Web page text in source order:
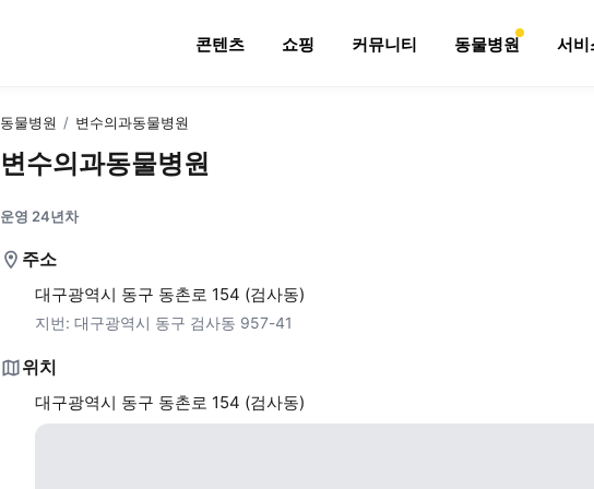
콘텐츠 쇼핑 커뮤니티 동물병원 서비
동물병원 / 변수의과동물병원
변수의과동물병원
운영 24년차
주소
대구광역시 동구 동촌로 154 (검사동)
지번: 대구광역시 동구 검사동 957-41
위치
대구광역시 동구 동촌로 154 (검사동)